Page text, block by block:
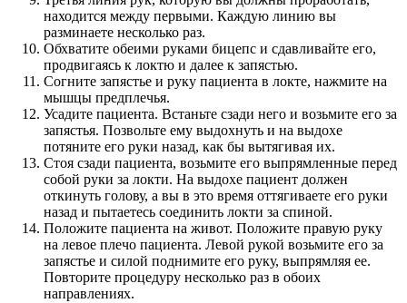
находится между первыми. Каждую линию вы
разминаете несколько раз.
Обхватите обеими руками бицепс и сдавливайте его,
продвигаясь к локтю и далее к запястью.
Согните запястье и руку пациента в локте, нажмите на
мышцы предплечья.
Усадите пациента. Встаньте сзади него и возьмите его за
запястья. Позвольте ему выдохнуть и на выдохе
потяните его руки назад, как бы вытягивая их.
Стоя сзади пациента, возьмите его выпрямленные перед
собой руки за локти. На выдохе пациент должен
откинуть голову, а вы в это время оттягиваете его руки
назад и пытаетесь соединить локти за спиной.
Положите пациента на живот. Положите правую руку
на левое плечо пациента. Левой рукой возьмите его за
запястье и силой поднимите его руку, выпрямляя ее.
Повторите процедуру несколько раз в обоих
направлениях.